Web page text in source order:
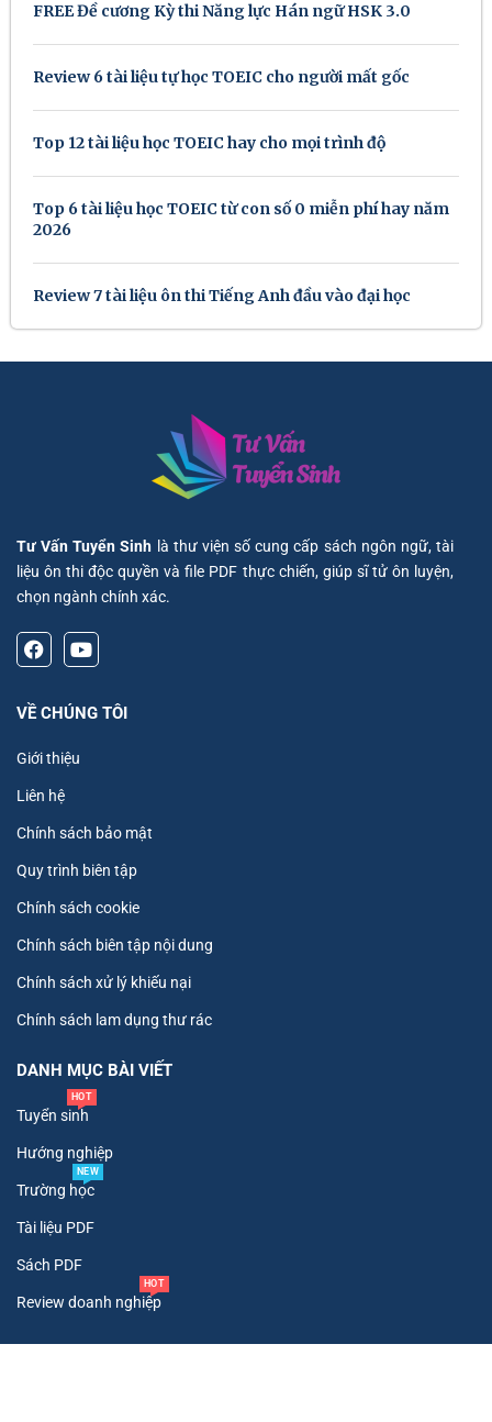
FREE Đề cương Kỳ thi Năng lực Hán ngữ HSK 3.0
Review 6 tài liệu tự học TOEIC cho người mất gốc
Top 12 tài liệu học TOEIC hay cho mọi trình độ
Top 6 tài liệu học TOEIC từ con số 0 miễn phí hay năm
2026
Review 7 tài liệu ôn thi Tiếng Anh đầu vào đại học
Tư Vấn Tuyển Sinh là thư viện số cung cấp sách ngôn ngữ, tài
liệu ôn thi độc quyền và file PDF thực chiến, giúp sĩ tử ôn luyện,
chọn ngành chính xác.
VỀ CHÚNG TÔI
Giới thiệu
Liên hệ
Chính sách bảo mật
Quy trình biên tập
Chính sách cookie
Chính sách biên tập nội dung
Chính sách xử lý khiếu nại
Chính sách lam dụng thư rác
DANH MỤC BÀI VIẾT
Tuyển sinh
HOT
Hướng nghiệp
Trường học
NEW
Tài liệu PDF
Sách PDF
Review doanh nghiệp
HOT